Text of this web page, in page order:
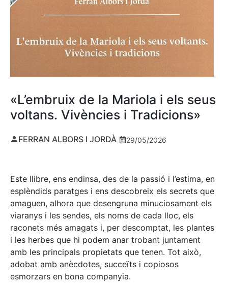
«L’embruix de la Mariola i els seus
voltans. Vivències i Tradicions»
FERRAN ALBORS I JORDÀ 29/05/2026
Este llibre, ens endinsa, des de la passió i l’estima, en
esplèndids paratges i ens descobreix els secrets que
amaguen, alhora que desengruna minuciosament els
viaranys i les sendes, els noms de cada lloc, els
raconets més amagats i, per descomptat, les plantes
i les herbes que hi podem anar trobant juntament
amb les principals propietats que tenen. Tot això,
adobat amb anècdotes, succeïts i copiosos
esmorzars en bona companyia.